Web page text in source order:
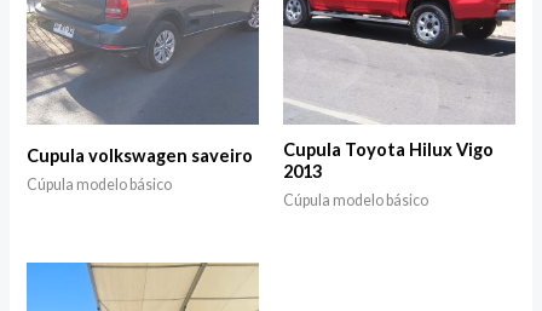
Cupula volkswagen saveiro
Cúpula modelo básico
Cupula Toyota Hilux Vigo
2013
Cúpula modelo básico